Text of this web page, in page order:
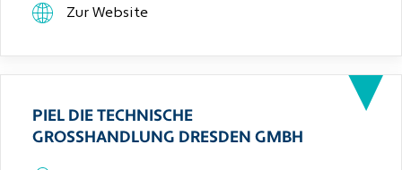
Zur Website
PIEL DIE TECHNISCHE
GROSSHANDLUNG DRESDEN GMBH